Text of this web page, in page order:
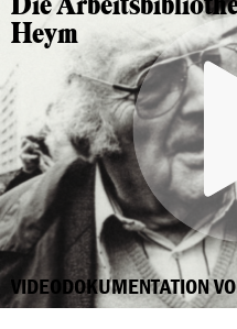
Heym
VIDEODOKUMENTATION